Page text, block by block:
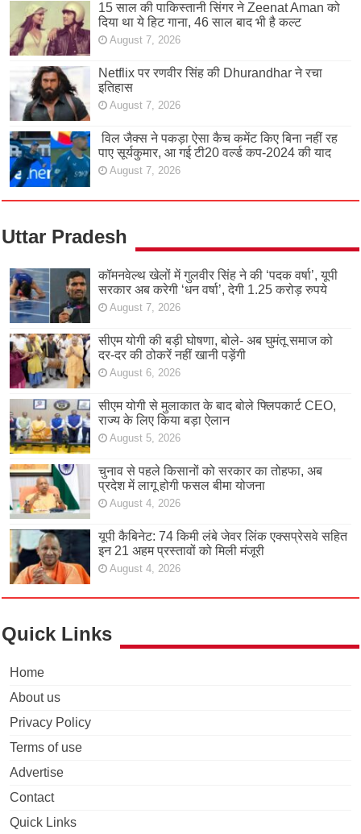
15 साल की पाकिस्तानी सिंगर ने Zeenat Aman को
दिया था ये हिट गाना, 46 साल बाद भी है कल्ट
August 7, 2026
Netflix पर रणवीर सिंह की Dhurandhar ने रचा
इतिहास
August 7, 2026
विल जैक्स ने पकड़ा ऐसा कैच कमेंट किए बिना नहीं रह
पाए सूर्यकुमार, आ गई टी20 वर्ल्ड कप-2024 की याद
August 7, 2026
Uttar Pradesh
कॉमनवेल्थ खेलों में गुलवीर सिंह ने की ‘पदक वर्षा’, यूपी
सरकार अब करेगी ‘धन वर्षा’, देगी 1.25 करोड़ रुपये
August 7, 2026
सीएम योगी की बड़ी घोषणा, बोले- अब घुमंतू समाज को
दर-दर की ठोकरें नहीं खानी पड़ेंगी
August 6, 2026
सीएम योगी से मुलाकात के बाद बोले फ्लिपकार्ट CEO,
राज्य के लिए किया बड़ा ऐलान
August 5, 2026
चुनाव से पहले किसानों को सरकार का तोहफा, अब
प्रदेश में लागू होगी फसल बीमा योजना
August 4, 2026
यूपी कैबिनेट: 74 किमी लंबे जेवर लिंक एक्सप्रेसवे सहित
इन 21 अहम प्रस्तावों को मिली मंजूरी
August 4, 2026
Quick Links
Home
About us
Privacy Policy
Terms of use
Advertise
Contact
Quick Links